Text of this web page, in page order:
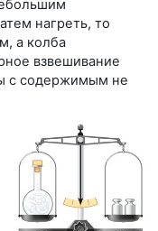
нагреть, то
а колба
взвешивание
с содержимым не